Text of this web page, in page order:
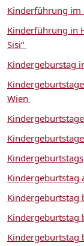
Kinderführung im
Kinderführung in
Sisi“
Kindergeburstag
Wien
Kindergeburtstag
Kindergeburtstag
Kindergeburtstag
Kindergeburtstag